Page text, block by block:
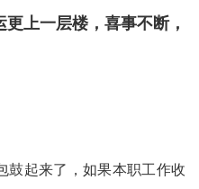
上一层楼，喜事不断，
鼓起来了，如果本职工作收